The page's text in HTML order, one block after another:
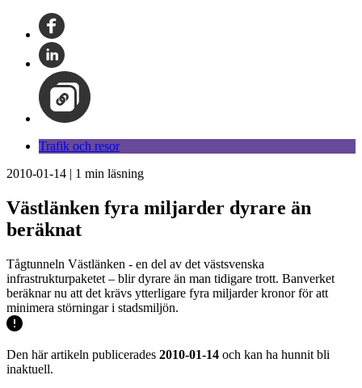
Trafik och resor
2010-01-14 | 1 min läsning
Västlänken fyra miljarder dyrare än
beräknat
Tågtunneln Västlänken - en del av det västsvenska
infrastrukturpaketet – blir dyrare än man tidigare trott. Banverket
beräknar nu att det krävs ytterligare fyra miljarder kronor för att
minimera störningar i stadsmiljön.
Den här artikeln publicerades 2010-01-14 och kan ha hunnit bli
inaktuell.